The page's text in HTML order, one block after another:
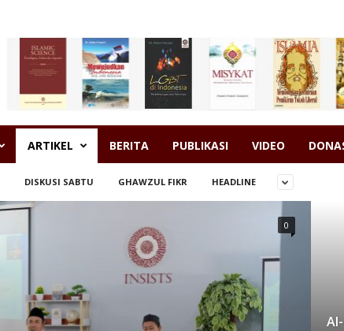
ARTIKEL BERITA PUBLIKASI VIDEO
DISKUSI SABTU GHAWZUL FIKR HEADLINE
0